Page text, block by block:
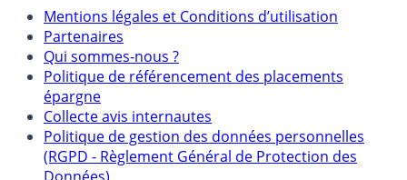
Mentions légales et Conditions d’utilisation
Partenaires
Qui sommes-nous ?
Politique de référencement des placements
épargne
Collecte avis internautes
Politique de gestion des données personnelles